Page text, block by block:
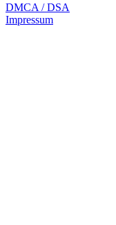
DMCA / DSA
Impressum